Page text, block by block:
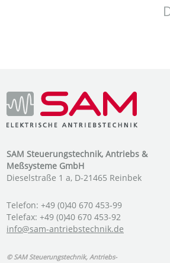
SAM Steuerungstechnik, Antriebs &
Meßsysteme GmbH
Dieselstraße 1 a, D-21465 Reinbek
Telefon: +49 (0)40 670 453-99
Telefax: +49 (0)40 670 453-92
info@sam-antriebstechnik.de
© SAM Steuerungstechnik, Antriebs-